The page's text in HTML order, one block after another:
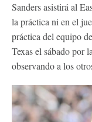
Sanders asistirá al
la práctica ni en el
práctica del equipo
Texas el sábado por
observando a los